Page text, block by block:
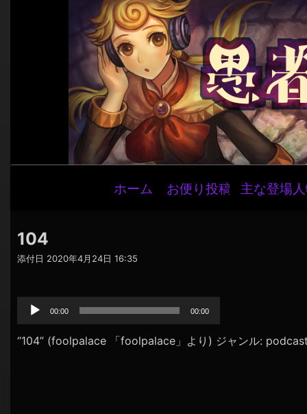
ナ
ビ
ー
シ
ョ
ホーム お便り投稿 主な登場
104
添付日 2020年4月24日 16:35
声
レ
ー
00:00 00:00
“104” (foolpalace 「foolpalace」より) ジャンル: